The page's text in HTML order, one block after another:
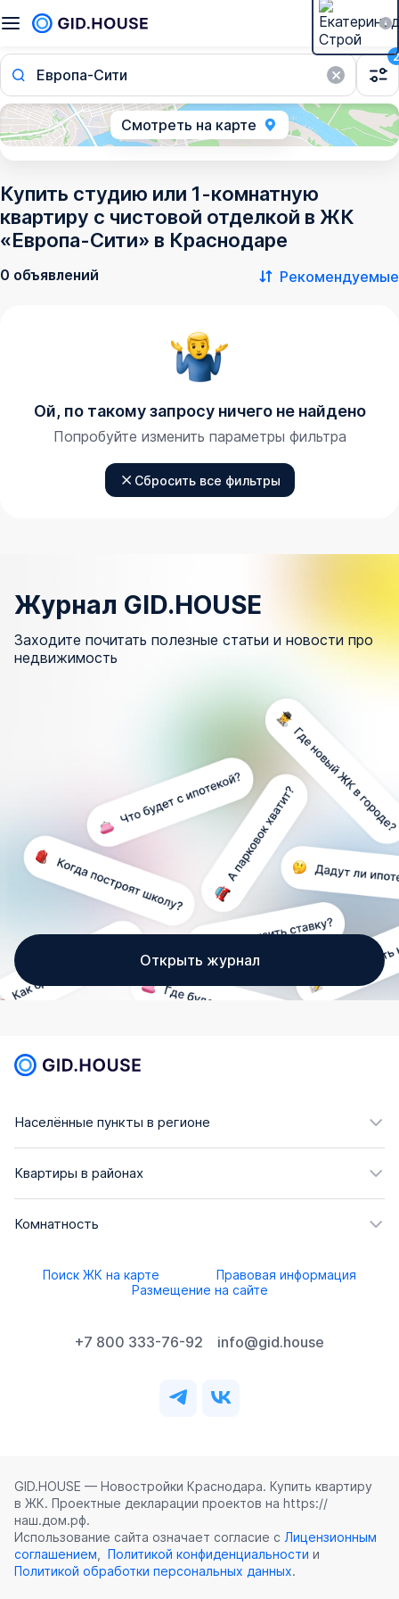
Европа-Сити
2
Смотреть на карте
Купить студию или 1-комнатную
квартиру с чистовой отделкой в ЖК
«Европа-Сити» в Краснодаре
0 объявлений Рекомендуемые
Ой, по такому запросу ничего не найдено
Попробуйте изменить параметры фильтра
Сбросить все фильтры
Журнал GID.HOUSE
Заходите почитать полезные статьи и новости про
недвижимость
Открыть журнал
Населённые пункты в регионе
Квартиры в районах
Комнатность
Поиск ЖК на карте
Правовая информация
Размещение на сайте
+7 800 333-76-92 info@gid.house
GID.HOUSE — Новостройки Краснодара. Купить квартиру
в ЖК. Проектные декларации проектов на https://
наш.дом.рф.
Использование сайта означает согласие с Лицензионным
соглашением
Политикой конфиденциальности и
Политикой обработки персональных данных.